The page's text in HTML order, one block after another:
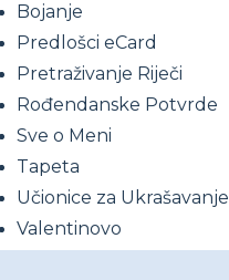
Bojanje
Predlošci eCard
Pretraživanje Riječi
Rođendanske Potvrde
Sve o Meni
Tapeta
Učionice za Ukrašavanje
Valentinovo